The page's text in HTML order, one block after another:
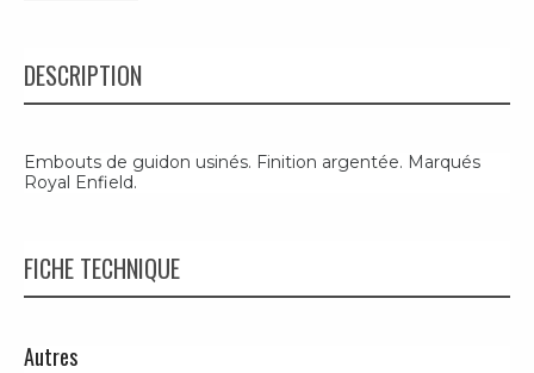
DESCRIPTION
Embouts de guidon usinés. Finition argentée. Marqués
Royal Enfield.
FICHE TECHNIQUE
Autres